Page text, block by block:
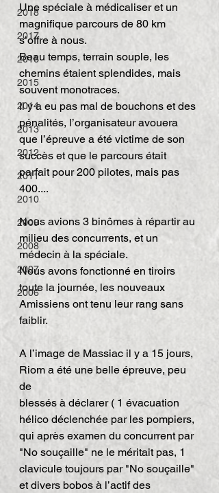
2018
2017
2016
2015
2014
2013
2012
2011
2010
2009
2008
2007
2006
Une spéciale à médicaliser et un
magnifique parcours de 80 km
s’offre à nous.
Beau temps, terrain souple, les
chemins étaient splendides, mais
souvent monotraces.
Il y a eu pas mal de bouchons et des
pénalités, l’organisateur avouera
que l’épreuve a été victime de son
succès et que le parcours était
parfait pour 200 pilotes, mais pas
400....
Nous avions 3 binômes à répartir au
milieu des concurrents, et un
médecin à la spéciale.
Nous avons fonctionné en tiroirs
toute la journée, les nouveaux
Amissiens ont tenu leur rang sans
faiblir.
A l’image de Massiac il y a 15 jours,
Riom a été une belle épreuve, peu
de
blessés à déclarer ( 1 évacuation
hélico déclenchée par les pompiers,
qui après examen du concurrent par
"No souçaille" ne le méritait pas, 1
clavicule toujours par "No souçaille"
et divers bobos à l’actif des